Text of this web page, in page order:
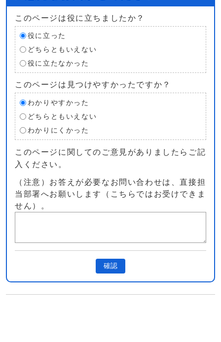
このページは役に立ちましたか？
役に立った
どちらともいえない
役に立たなかった
このページは見つけやすかったですか？
わかりやすかった
どちらともいえない
わかりにくかった
このページに関してのご意見がありましたらご記
入ください。
（注意）お答えが必要なお問い合わせは、直接担
当部署へお願いします（こちらではお受けできま
せん）。
確認